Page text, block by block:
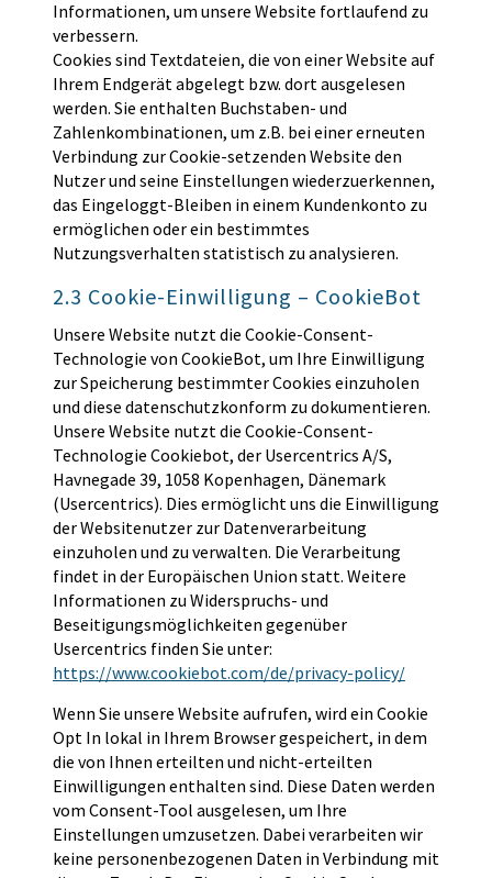
Informationen, um unsere Website fortlaufend zu
verbessern.
Cookies sind Textdateien, die von einer Website auf
Ihrem Endgerät abgelegt bzw. dort ausgelesen
werden. Sie enthalten Buchstaben- und
Zahlenkombinationen, um z.B. bei einer erneuten
Verbindung zur Cookie-setzenden Website den
Nutzer und seine Einstellungen wiederzuerkennen,
das Eingeloggt-Bleiben in einem Kundenkonto zu
ermöglichen oder ein bestimmtes
Nutzungsverhalten statistisch zu analysieren.
2.3 Cookie-Einwilligung – CookieBot
Unsere Website nutzt die Cookie-Consent-
Technologie von CookieBot, um Ihre Einwilligung
zur Speicherung bestimmter Cookies einzuholen
und diese datenschutzkonform zu dokumentieren.
Unsere Website nutzt die Cookie-Consent-
Technologie Cookiebot, der Usercentrics A/S,
Havnegade 39, 1058 Kopenhagen, Dänemark
(Usercentrics). Dies ermöglicht uns die Einwilligung
der Websitenutzer zur Datenverarbeitung
einzuholen und zu verwalten. Die Verarbeitung
findet in der Europäischen Union statt. Weitere
Informationen zu Widerspruchs- und
Beseitigungsmöglichkeiten gegenüber
Usercentrics finden Sie unter:
https://www.cookiebot.com/de/privacy-policy/
Wenn Sie unsere Website aufrufen, wird ein Cookie
Opt In lokal in Ihrem Browser gespeichert, in dem
die von Ihnen erteilten und nicht-erteilten
Einwilligungen enthalten sind. Diese Daten werden
vom Consent-Tool ausgelesen, um Ihre
Einstellungen umzusetzen. Dabei verarbeiten wir
keine personenbezogenen Daten in Verbindung mit